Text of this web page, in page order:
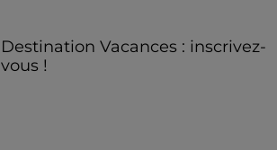
Destination Vacances : inscrivez-
vous !